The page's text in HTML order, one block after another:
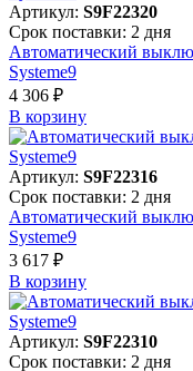
Артикул: S9F22320
Срок поставки: 2 дня
Автоматический
Systeme9
4 306 ₽
В корзинy
Артикул: S9F22316
Срок поставки: 2 дня
Автоматический
Systeme9
3 617 ₽
В корзинy
Артикул: S9F22310
Срок поставки: 2 дня